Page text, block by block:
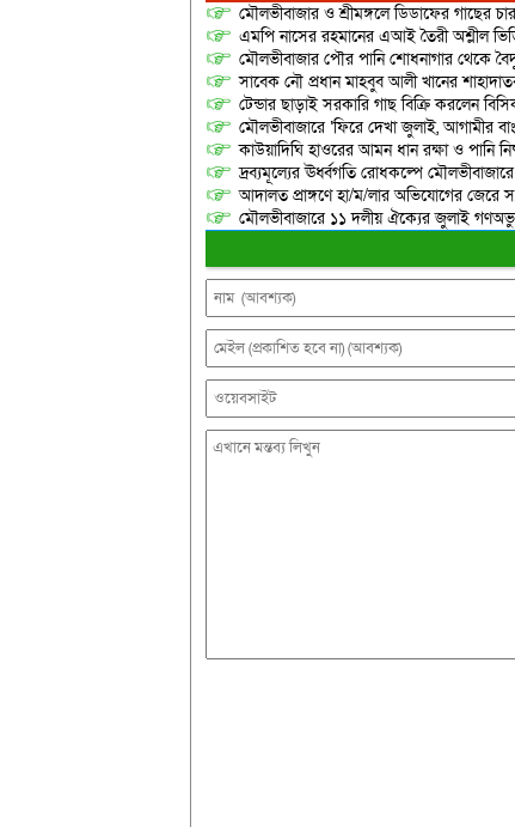
মৌলভীবাজার ও শ্রীমঙ্গলে ডিডাফের গাছের
এমপি নাসের রহমানের এআই তৈরী অশ্লীল
মৌলভীবাজার পৌর পানি শোধনাগার থেকে
সাবেক নৌ প্রধান মাহবুব আলী খানের
টেন্ডার ছাড়াই সরকারি গাছ বিক্রি করলেন
মৌলভীবাজারে ‘ফিরে দেখা জুলাই, আগামীর
কাউয়াদিঘি হাওরের আমন ধান রক্ষা ও পানি
দ্রব্যমূল্যের ঊর্ধ্বগতি রোধকল্পে
আদালত প্রাঙ্গণে হা/ম/লার অভিযোগের জেরে
মৌলভীবাজারে ১১ দলীয় ঐক্যের জুলাই